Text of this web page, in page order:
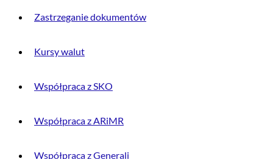
Zastrzeganie dokumentów
Kursy walut
Współpraca z SKO
Współpraca z ARiMR
Współpraca z Generali